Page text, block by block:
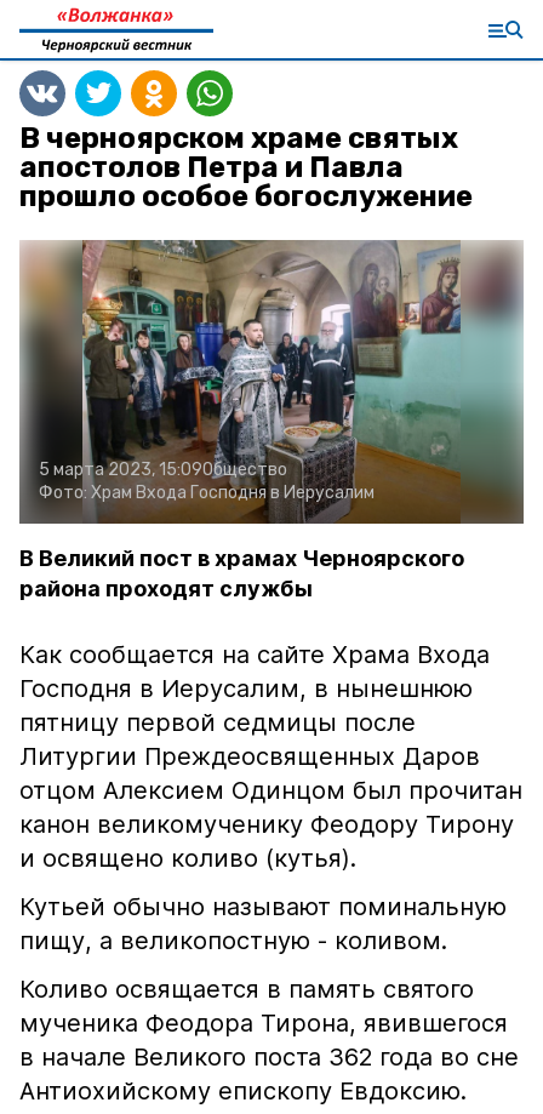
В черноярском храме святых
апостолов Петра и Павла
прошло особое богослужение
5 марта 2023, 15:09Общество
Фото: Храм Входа Господня в Иерусалим
В Великий пост в храмах Черноярского
района проходят службы
Как сообщается на сайте Храма Входа
Господня в Иерусалим, в нынешнюю
пятницу первой седмицы после
Литургии Преждеосвященных Даров
отцом Алексием Одинцом был прочитан
канон великомученику Феодору Тирону
и освящено коливо (кутья).
Кутьей обычно называют поминальную
пищу, а великопостную - коливом.
Коливо освящается в память святого
мученика Феодора Тирона, явившегося
в начале Великого поста 362 года во сне
Антиохийскому епископу Евдоксию.